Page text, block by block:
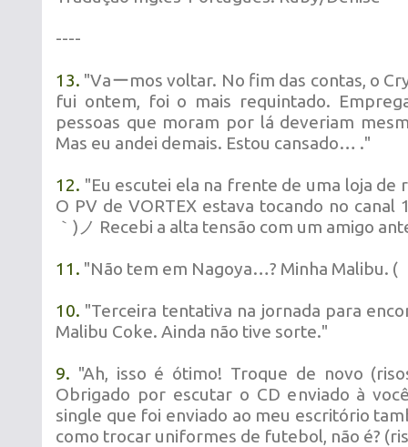
----
13. "Vaーmos voltar. No fim das contas, o
fui ontem, foi o mais requintado.
pessoas que moram por lá deveriam
Mas eu andei demais. Estou cansado… ."
12. "Eu escutei ela na frente de uma loja de
O PV de VORTEX estava tocando no canal
｀)ノ Recebi a alta tensão com um amigo
11. "Não tem em Nagoya…? Minha Malibu. (
10. "Terceira tentativa na jornada para
Malibu Coke. Ainda não tive sorte."
9. "Ah, isso é ótimo! Troque de novo
Obrigado por escutar o CD enviado à
single que foi enviado ao meu escritório
como trocar uniformes de futebol, não é?